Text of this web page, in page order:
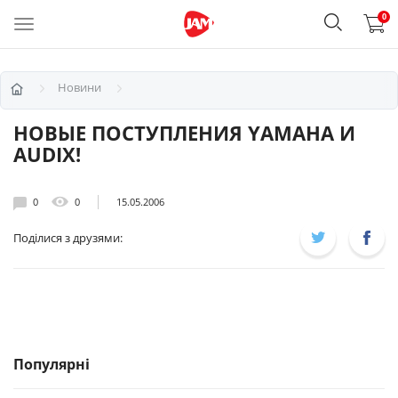
0
Новини
НОВЫЕ ПОСТУПЛЕНИЯ YAMAHA И
AUDIX!
0 0 15.05.2006
Поділися з друзями:
Популярні